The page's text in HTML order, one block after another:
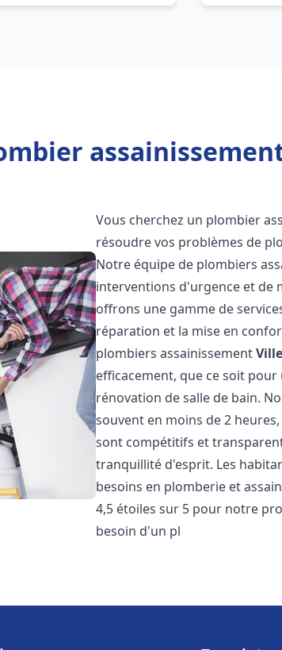
Vous cherchez un plombier
résoudre vos problèmes de
Notre équipe de plombiers
interventions d'urgence et de
offrons une gamme de
réparation et la mise en
plombiers assainissement
efficacement, que ce soit
rénovation de salle de bain.
souvent en moins de 2
sont compétitifs et
tranquillité d'esprit. Les
besoins en plomberie et
4,5 étoiles sur 5 pour notre
besoin d'un pl